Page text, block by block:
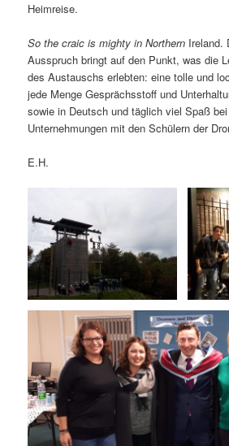
Heimreise.
So the craic is mighty in Northern Ireland.
Ausspruch bringt auf den Punkt, was die
des Austauschs erlebten: eine tolle und
jede Menge Gesprächsstoff und
sowie in Deutsch und täglich viel Spaß
Unternehmungen mit den Schülern der
E.H.